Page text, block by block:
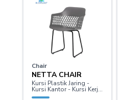
Chair
NETTA CHAIR
Kursi Plastik Jaring -
Kursi Kantor - Kursi Kerja
- Kursi Belajar